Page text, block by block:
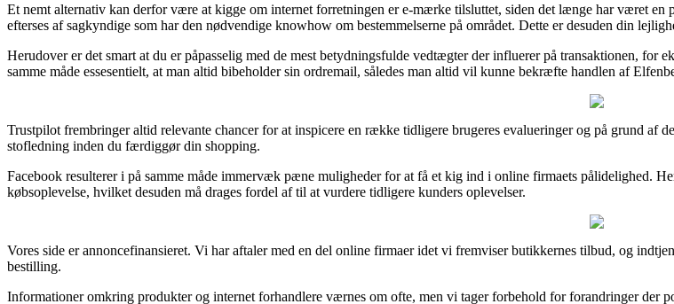
Et nemt alternativ kan derfor være at kigge om internet forretningen er e-mærke tilsluttet, siden det længe har været
efterses af sagkyndige som har den nødvendige knowhow om bestemmelserne på området. Dette er desuden din
Herudover er det smart at du er påpasselig med de mest betydningsfulde vedtægter der influerer på transaktionen, for
samme måde essesentielt, at man altid bibeholder sin ordremail, således man altid vil kunne bekræfte handlen af
Trustpilot frembringer altid relevante chancer for at inspicere en række tidligere brugeres evalueringer og på grund af
stofledning inden du færdiggør din shopping.
Facebook resulterer i på samme måde immervæk pæne muligheder for at få et kig ind i online firmaets pålidelighed.
købsoplevelse, hvilket desuden må drages fordel af til at vurdere tidligere kunders oplevelser.
Vores side er annoncefinansieret. Vi har aftaler med en del online firmaer idet vi fremviser butikkernes tilbud, og
bestilling.
Informationer omkring produkter og internet forhandlere værnes om ofte, men vi tager forbehold for forandringer der